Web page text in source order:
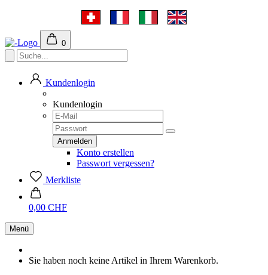
0
Kundenlogin
Kundenlogin
Konto erstellen
Passwort vergessen?
Merkliste
0,00 CHF
Menü
Sie haben noch keine Artikel in Ihrem Warenkorb.